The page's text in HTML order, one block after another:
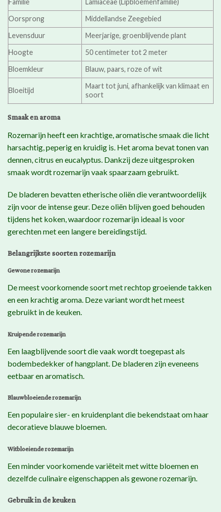
Familie
Lamiaceae (Lipbloemenfamilie)
Oorsprong
Middellandse Zeegebied
Levensduur
Meerjarige, groenblijvende plant
Hoogte
50 centimeter tot 2 meter
Bloemkleur
Blauw, paars, roze of wit
Bloeitijd
Maart tot juni, afhankelijk van klimaat en
soort
Smaak en aroma
Rozemarijn heeft een krachtige, aromatische smaak die licht
harsachtig, peperig en kruidig is. Het aroma bevat tonen van
dennen, citrus en eucalyptus. Dankzij deze uitgesproken
smaak wordt rozemarijn vaak spaarzaam gebruikt.
De bladeren bevatten etherische oliën die verantwoordelijk
zijn voor de intense geur. Deze oliën blijven goed behouden
tijdens het koken, waardoor rozemarijn ideaal is voor
gerechten met een langere bereidingstijd.
Belangrijkste soorten rozemarijn
Gewone rozemarijn
De meest voorkomende soort met rechtop groeiende takken
en een krachtig aroma. Deze variant wordt het meest
gebruikt in de keuken.
Kruipende rozemarijn
Een laagblijvende soort die vaak wordt toegepast als
bodembedekker of hangplant. De bladeren zijn eveneens
eetbaar en aromatisch.
Blauwbloeiende rozemarijn
Een populaire sier- en kruidenplant die bekendstaat om haar
decoratieve blauwe bloemen.
Witbloeiende rozemarijn
Een minder voorkomende variëteit met witte bloemen en
dezelfde culinaire eigenschappen als gewone rozemarijn.
Gebruik in de keuken